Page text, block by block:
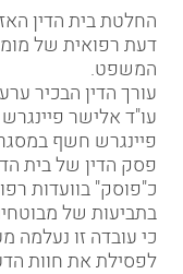
החלטת בית הדין
דעת רפואית של
המשפט.
עורך הדין הבכיר
עו"דאלישר פיינגרש
פיינגרש חשף
פסק הדין של בית
כ"פוסק" בוועדות
בתביעות של
כי עובדה זו נעלמה
לפסילת את חוות